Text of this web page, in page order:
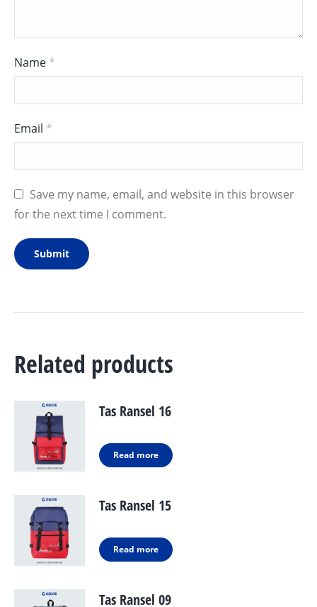
Name *
Email *
Save my name, email, and website in this browser
for the next time I comment.
Related products
Tas Ransel 16
Read more
Tas Ransel 15
Read more
Tas Ransel 09